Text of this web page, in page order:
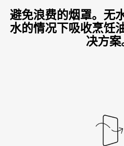
避免浪费的烟罩。无
水的情况下吸收烹饪
决方案